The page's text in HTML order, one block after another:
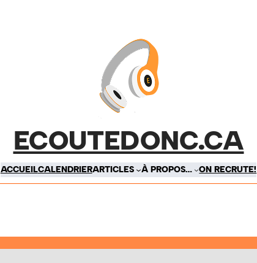
ECOUTEDONC.CA
ACCUEILCALENDRIERARTICLES À PROPOS… ON RECRUTE!